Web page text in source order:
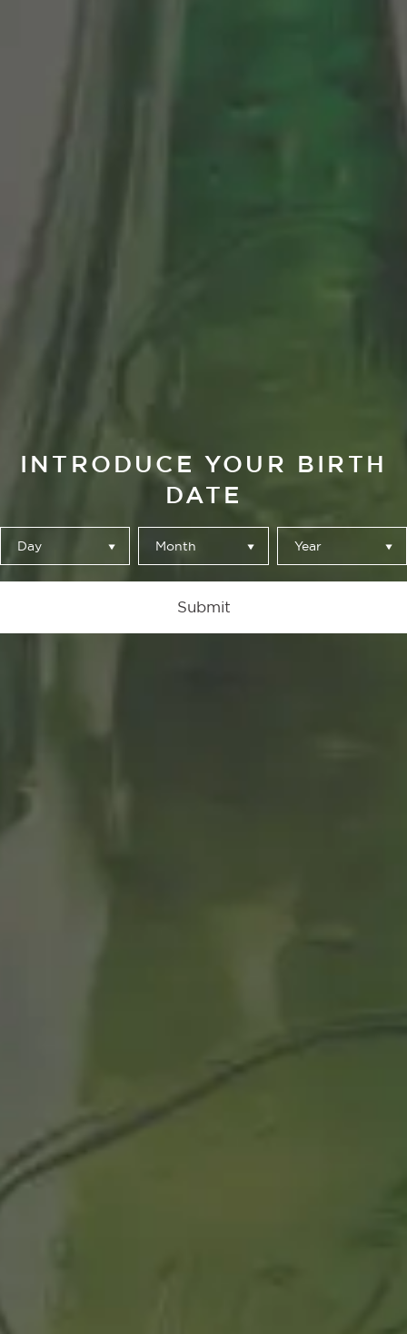
INTRODUCE YOUR BIRTH
DATE
Day Month Year
Submit
Parar
de Martín Azúa